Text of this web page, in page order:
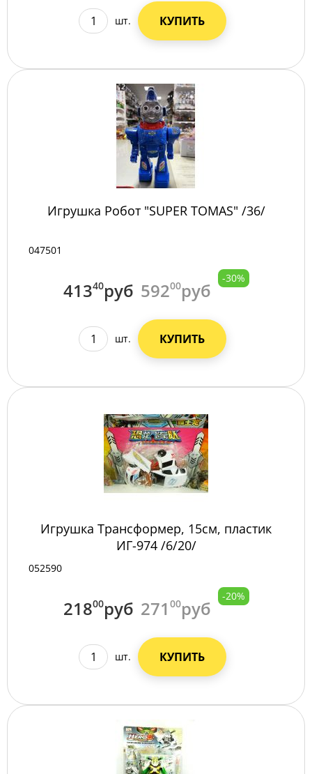
шт. КУПИТЬ
Игрушка Робот "SUPER TOMAS" /36/
047501
41340руб 59200руб
-30%
шт. КУПИТЬ
Игрушка Трансформер, 15см, пластик
ИГ-974 /6/20/
052590
21800руб 271 00руб
-20%
шт. КУПИТЬ